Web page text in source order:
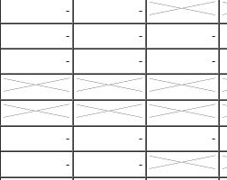
-
-
- -
-
- -
-
- -
-
-
-